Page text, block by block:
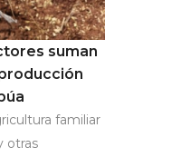
suman
familiar
otras